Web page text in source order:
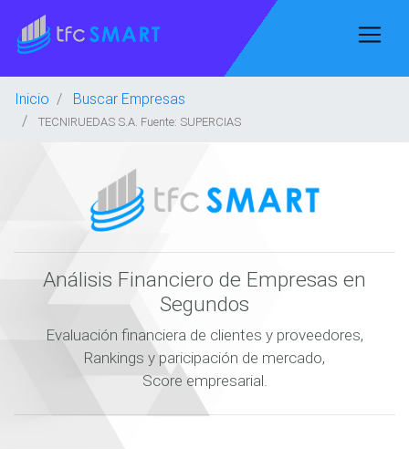
Inicio Buscar Empresas
TECNIRUEDAS S.A. Fuente: SUPERCIAS
Análisis Financiero de Empresas en
Segundos
Evaluación financiera de clientes y proveedores,
Rankings y paricipación de mercado,
Score empresarial.